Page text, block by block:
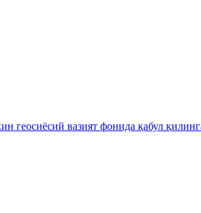
геосиёсий вазият фонида қабул